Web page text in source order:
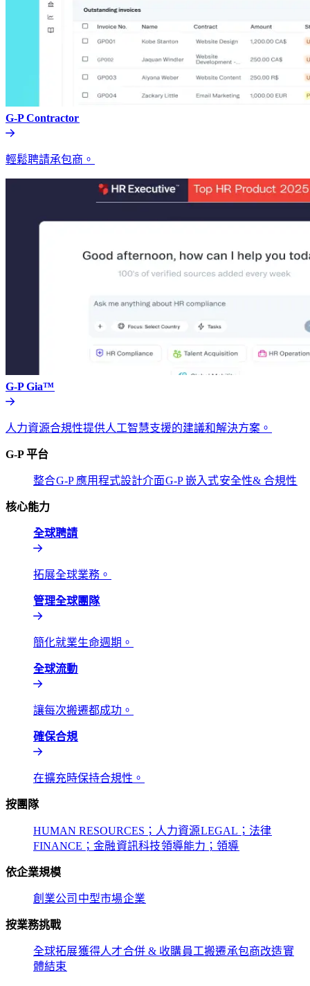
G-P Contractor​​
輕鬆聘請承包商。​​
G-P Gia™​​
人力資源合規性提供人工智慧支援的建議和解決方案。​​
G-P 平台​​
整合​​G-P 應用程式設計介面​​G-P 嵌入式​​安全性& 合規性​​
核心能力​​
全球聘請​​
拓展全球業務。​​
管理全球團隊​​
簡化就業生命週期。​​
全球流動​​
讓每次搬遷都成功。​​
確保合規​​
在擴充時保持合規性。​​
按團隊​​
HUMAN RESOURCES；人力資源​​LEGAL；法律​​
FINANCE；金融​​資訊科技​​領導能力；領導​​
依企業規模​​
創業公司​​ 中型市場​​企業​​
按業務挑戰​​
全球拓展​​獲得人才​​合併 & 收購​​員工搬遷​​承包商改造​​實
體結束​​